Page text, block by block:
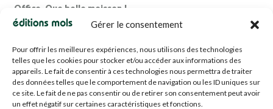
Gérer le consentement
Pour offrir les meilleures expériences, nous utilisons des technologies
telles que les cookies pour stocker et/ou accéder aux informations des
appareils. Le fait de consentir à ces technologies nous permettra de traiter
des données telles que le comportement de navigation ou les ID uniques sur
ce site. Le fait de ne pas consentir ou de retirer son consentement peut avoir
un effet négatif sur certaines caractéristiques et fonctions.
Office. Que belle moisson !
(Georges-Henri Dumont,
Léopold avant Léopold Ier,
un livre de Gilbert Kirschen
édité aux Éditions Mols
(Fonds Le Cri)